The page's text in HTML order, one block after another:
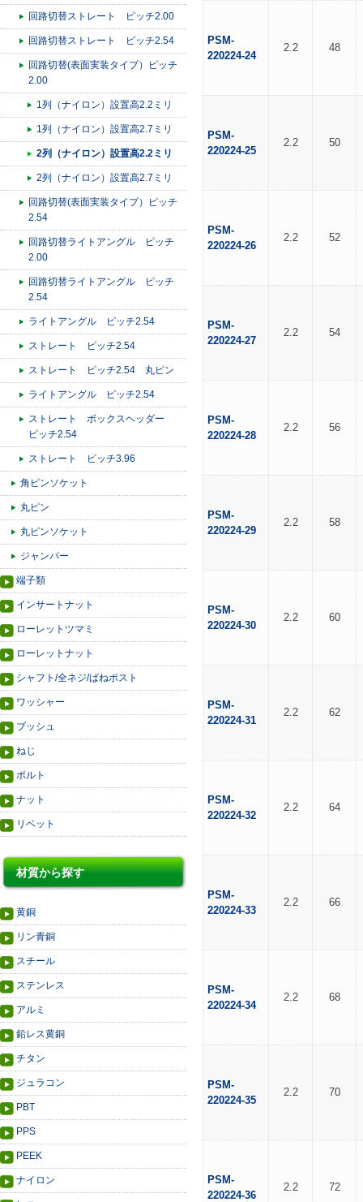
回路切替ストレート ピッチ2.00
回路切替ストレート ピッチ2.54
回路切替(表面実装タイプ）ピッチ
2.00
1列（ナイロン）設置高2.2ミリ
1列（ナイロン）設置高2.7ミリ
2列（ナイロン）設置高2.2ミリ
2列（ナイロン）設置高2.7ミリ
回路切替(表面実装タイプ）ピッチ
2.54
回路切替ライトアングル ピッチ
2.00
回路切替ライトアングル ピッチ
2.54
ライトアングル ピッチ2.54
ストレート ピッチ2.54
ストレート ピッチ2.54 丸ピン
ライトアングル ピッチ2.54
ストレート ボックスヘッダー
ピッチ2.54
ストレート ピッチ3.96
角ピンソケット
丸ピン
丸ピンソケット
ジャンパー
端子類
インサートナット
ローレットツマミ
ローレットナット
シャフト/全ネジ/ばねポスト
ワッシャー
ブッシュ
ねじ
ボルト
ナット
リベット
材質から探す
黄銅
リン青銅
スチール
ステンレス
アルミ
鉛レス黄銅
チタン
ジュラコン
PBT
PPS
PEEK
ナイロン
PSM-
220224-24
2.2 48
PSM-
220224-25
2.2 50
PSM-
220224-26
2.2 52
PSM-
220224-27
2.2 54
PSM-
220224-28
2.2 56
PSM-
220224-29
2.2 58
PSM-
220224-30
2.2 60
PSM-
220224-31
2.2 62
PSM-
220224-32
2.2 64
PSM-
220224-33
2.2 66
PSM-
220224-34
2.2 68
PSM-
220224-35
2.2 70
PSM-
220224-36
2.2 72